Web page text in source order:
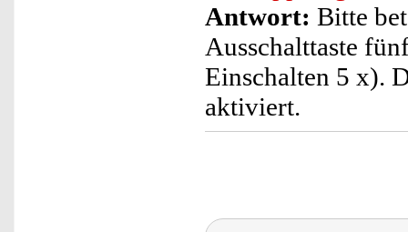
Antwort: Bitte
Ausschalttaste
Einschalten 5 x).
aktiviert.